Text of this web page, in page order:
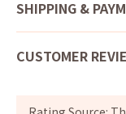
SHIPPING &
CUSTOMER